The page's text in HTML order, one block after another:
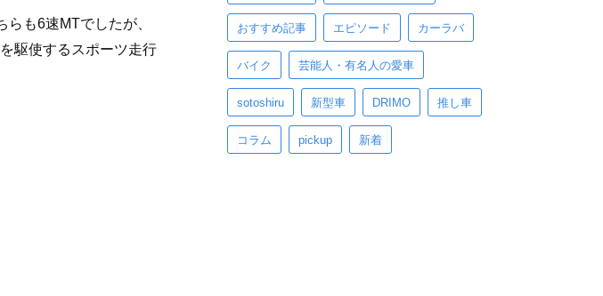
も6速MTでしたが、
駆使するスポーツ走行
おすすめ記事 エピソード カーラバ
バイク 芸能人・有名人の愛車
sotoshiru 新型車 DRIMO 推し車
コラム pickup 新着